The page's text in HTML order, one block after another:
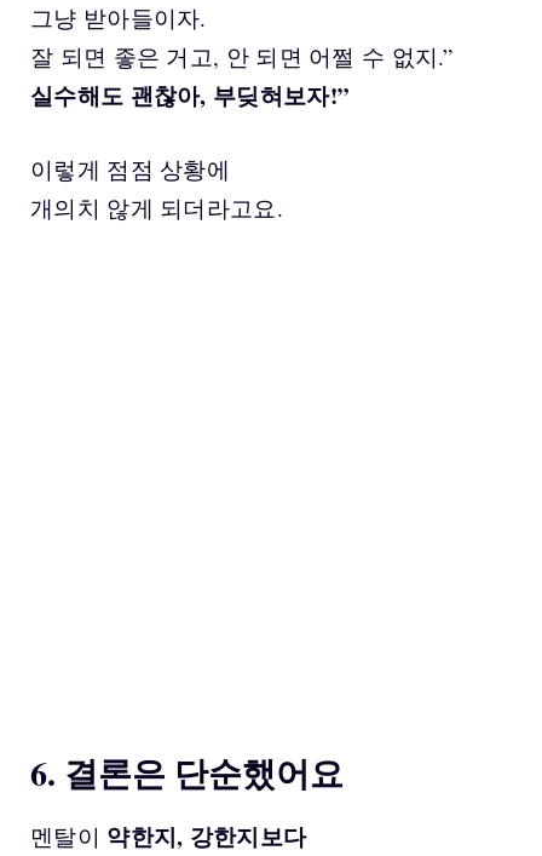
그냥 받아들이자.
잘 되면 좋은 거고, 안 되면 어쩔 수 없지.”
실수해도 괜찮아, 부딪혀보자!”
이렇게 점점 상황에
개의치 않게 되더라고요.
6. 결론은 단순했어요
멘탈이 약한지, 강한지보다